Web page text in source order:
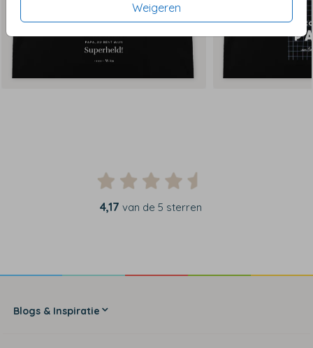
Weigeren
4,17 van de 5 sterren
Blogs & Inspiratie